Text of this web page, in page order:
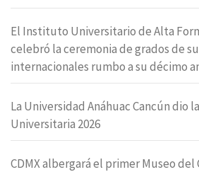
El Instituto Universitario de Alta
celebró la ceremonia de grados de
internacionales rumbo a su décimo
La Universidad Anáhuac Cancún dio
Universitaria 2026
CDMX albergará el primer Museo